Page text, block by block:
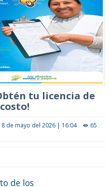
tu licencia de
de mayo del 2026 | 16:04 65
de los